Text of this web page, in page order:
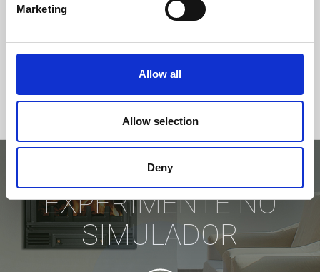
Marketing
Allow all
Allow selection
Deny
EXPERIMENTE NO
SIMULADOR